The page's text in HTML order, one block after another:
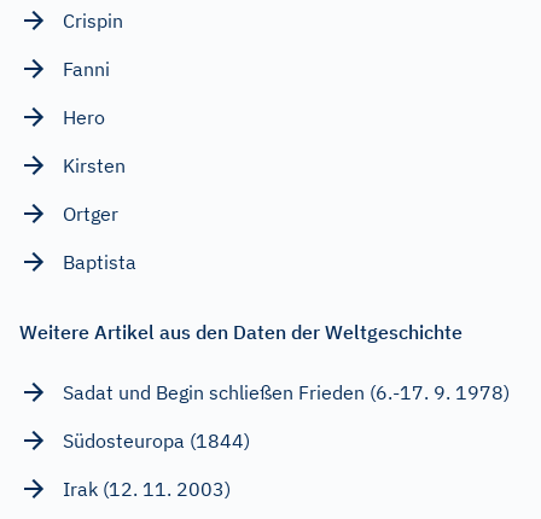
Crispin
Fanni
Hero
Kirsten
Ortger
Baptista
Weitere Artikel aus den Daten der Weltgeschichte
Sadat und Begin schließen Frieden (6.-17. 9. 1978)
Südosteuropa (1844)
Irak (12. 11. 2003)